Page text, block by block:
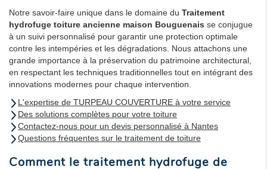
Notre savoir-faire unique dans le domaine du Traitement
hydrofuge toiture ancienne maison Bouguenais se conjugue
à un suivi personnalisé pour garantir une protection optimale
contre les intempéries et les dégradations. Nous attachons une
grande importance à la préservation du patrimoine architectural,
en respectant les techniques traditionnelles tout en intégrant des
innovations modernes pour chaque intervention.
L'expertise de TURPEAU COUVERTURE à votre service
Des solutions complètes pour votre toiture
Contactez-nous pour un devis personnalisé à Nantes
Questions fréquentes sur le traitement de toiture
Comment le traitement hydrofuge de